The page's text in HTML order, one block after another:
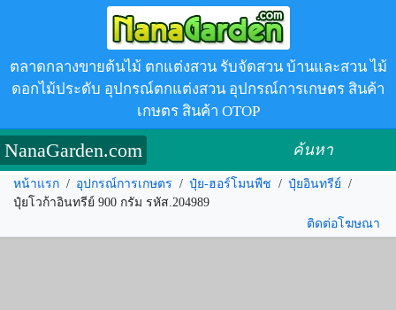
ตลาดกลางขายต้นไม้ ตกแต่งสวน รับจัดสวน บ้านและสวน ไม้
ดอกไม้ประดับ อุปกรณ์ตกแต่งสวน อุปกรณ์การเกษตร สินค้า
เกษตร สินค้า OTOP
NanaGarden.com ค้นหา
หน้าแรก / อุปกรณ์การเกษตร / ปุ๋ย-ฮอร์โมนพืช / ปุ๋ยอินทรีย์ /
ปุ๋ยโวก้าอินทรีย์ 900 กรัม รหัส.204989
ติดต่อโฆษณา